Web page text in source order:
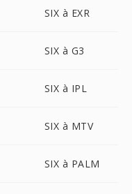
SIX à EXR
SIX à G3
SIX à IPL
SIX à MTV
SIX à PALM